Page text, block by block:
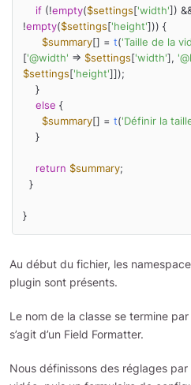
if (!empty($settings ['width' ])
!empty($settings ['height'])) {
$summary[] = t('Taille de la
['@width' => $settings ['width'],
$settings ['height']]);
else {
$summary[] = t('Définir la
return $summary;
}
Au début du fichier, les
plugin sont présents.
Le nom de la classe se termine
s’agit d’un Field Formatter.
Nous définissons des réglages